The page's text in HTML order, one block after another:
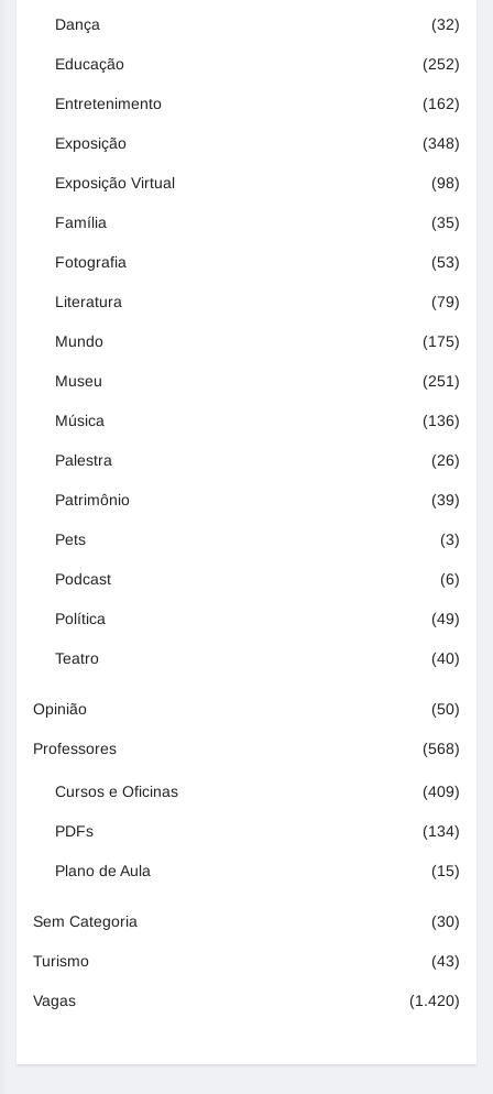
Dança (32)
Educação (252)
Entretenimento (162)
Exposição (348)
Exposição Virtual (98)
Família (35)
Fotografia (53)
Literatura (79)
Mundo (175)
Museu (251)
Música (136)
Palestra (26)
Patrimônio (39)
Pets (3)
Podcast (6)
Política (49)
Teatro (40)
Opinião (50)
Professores (568)
Cursos e Oficinas (409)
PDFs (134)
Plano de Aula (15)
Sem Categoria (30)
Turismo (43)
Vagas (1.420)